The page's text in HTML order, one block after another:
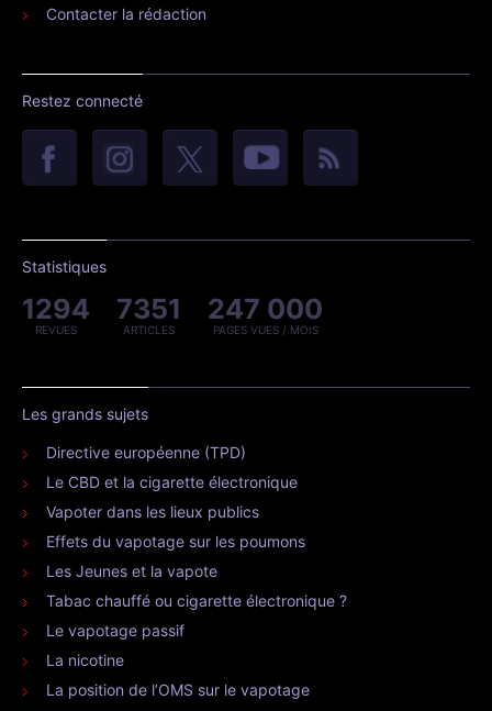
Contacter la rédaction
Restez connecté
Statistiques
1294
REVUES
7351
ARTICLES
247 000
PAGES VUES / MOIS
Les grands sujets
Directive européenne (TPD)
Le CBD et la cigarette électronique
Vapoter dans les lieux publics
Effets du vapotage sur les poumons
Les Jeunes et la vapote
Tabac chauffé ou cigarette électronique ?
Le vapotage passif
La nicotine
La position de l’OMS sur le vapotage